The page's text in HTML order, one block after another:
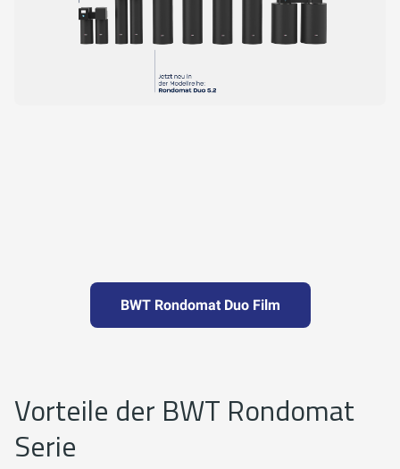
BWT Rondomat Duo Film
Vorteile der BWT Rondomat
Serie